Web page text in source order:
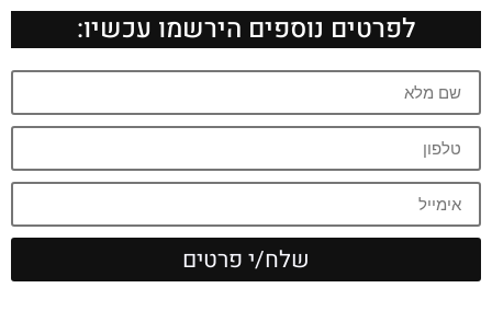
לפרטים נוספים הירשמו עכשיו:
שלח/י פרטים